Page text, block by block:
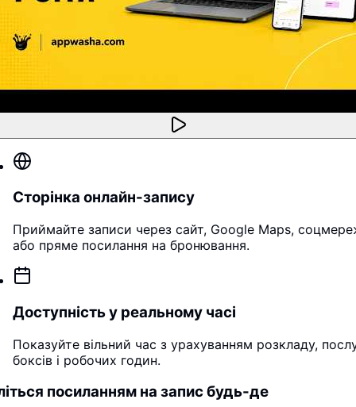
Сторінка онлайн-запису
Приймайте записи через сайт, Google Maps,
або пряме посилання на бронювання.
Доступність у реальному часі
Показуйте вільний час з урахуванням розкладу,
боксів і робочих годин.
посиланням на запис будь-де